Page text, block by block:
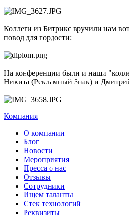
Коллеги из Битрикс вручили нам
повод для гордости:
На конференции были и наши
Никита (Рекламный Знак) и
Компания
О компании
Блог
Новости
Мероприятия
Пресса о нас
Отзывы
Сотрудники
Ищем таланты
Стек технологий
Реквизиты